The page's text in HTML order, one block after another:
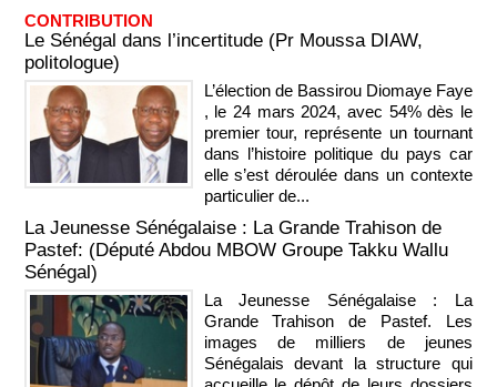
CONTRIBUTION
Le Sénégal dans l’incertitude (Pr Moussa DIAW,
politologue)
L’élection de Bassirou Diomaye Faye
, le 24 mars 2024, avec 54% dès le
premier tour, représente un tournant
dans l’histoire politique du pays car
elle s’est déroulée dans un contexte
particulier de...
La Jeunesse Sénégalaise : La Grande Trahison de
Pastef: (Député Abdou MBOW Groupe Takku Wallu
Sénégal)
La Jeunesse Sénégalaise : La
Grande Trahison de Pastef. Les
images de milliers de jeunes
Sénégalais devant la structure qui